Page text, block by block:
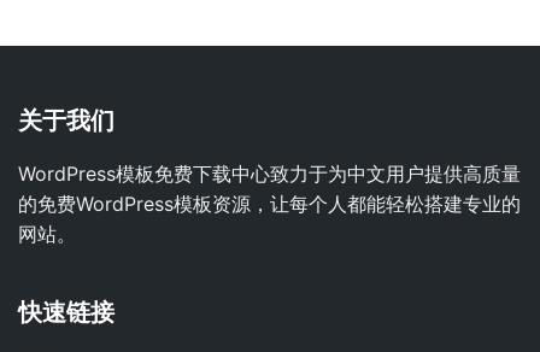
关于我们
WordPress模板免费下载中心致力于为中文用户提供高质量
的免费WordPress模板资源，让每个人都能轻松搭建专业的
网站。
快速链接